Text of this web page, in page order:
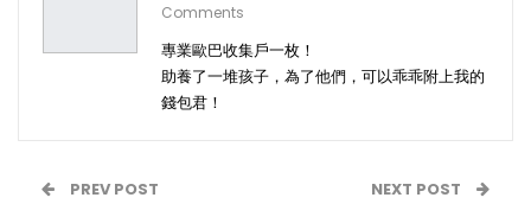
Comments
專業歐巴收集戶一枚！
助養了一堆孩子，為了他們，可以乖乖附上我的
錢包君！
PREV POST NEXT POST